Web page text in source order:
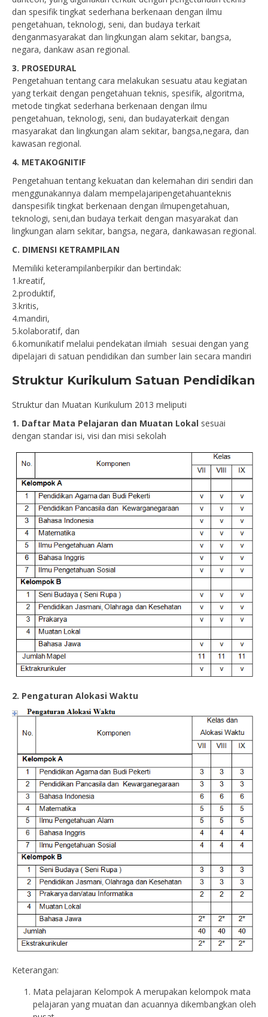
dan spesifik tingkat sederhana berkenaan dengan ilmu
pengetahuan, teknologi, seni, dan budaya terkait
denganmasyarakat dan lingkungan alam sekitar, bangsa,
negara, dankaw asan regional.
3. PROSEDURAL
Pengetahuan tentang cara melakukan sesuatu atau kegiatan
yang terkait dengan pengetahuan teknis, spesifik, algoritma,
metode tingkat sederhana berkenaan dengan ilmu
pengetahuan, teknologi, seni, dan budayaterkait dengan
masyarakat dan lingkungan alam sekitar, bangsa,negara, dan
kawasan regional.
4. METAKOGNITIF
Pengetahuan tentang kekuatan dan kelemahan diri sendiri dan
menggunakannya dalam mempelajaripengetahuanteknis
danspesifik tingkat berkenaan dengan ilmupengetahuan,
teknologi, seni,dan budaya terkait dengan masyarakat dan
lingkungan alam sekitar, bangsa, negara, dankawasan regional.
C. DIMENSI KETRAMPILAN
Memiliki keterampilanberpikir dan bertindak:
1.kreatif,
2.produktif,
3.kritis,
4.mandiri,
5.kolaboratif, dan
6.komunikatif melalui pendekatan ilmiah sesuai dengan yang
dipelajari di satuan pendidikan dan sumber lain secara mandiri
Struktur Kurikulum Satuan Pendidikan
Struktur dan Muatan Kurikulum 2013 meliputi
1. Daftar Mata Pelajaran dan Muatan Lokal sesuai
dengan standar isi, visi dan misi sekolah
2. Pengaturan Alokasi Waktu
Keterangan:
Mata pelajaran Kelompok A merupakan kelompok mata
pelajaran yang muatan dan acuannya dikembangkan oleh